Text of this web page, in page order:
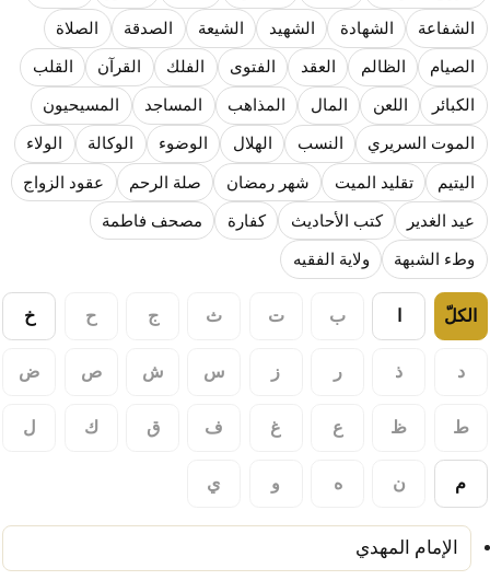
الشفاعة الشهادة الشهيد الشيعة الصدقة الصلاة
الصيام الظالم العقد الفتوى الفلك القرآن القلب
الكبائر اللعن المال المذاهب المساجد المسيحيون
الموت السريري النسب الهلال الوضوء الوكالة الولاء
اليتيم تقليد الميت شهر رمضان صلة الرحم عقود الزواج
عيد الغدير كتب الأحاديث كفارة مصحف فاطمة
وطء الشبهة ولاية الفقيه
الكلّ ب ت ث ج ح خ
د ذ ر ز س ش ص ض
ط ظ ع غ ف ق ك ل
م ن ه و ي
الإمام المهدي